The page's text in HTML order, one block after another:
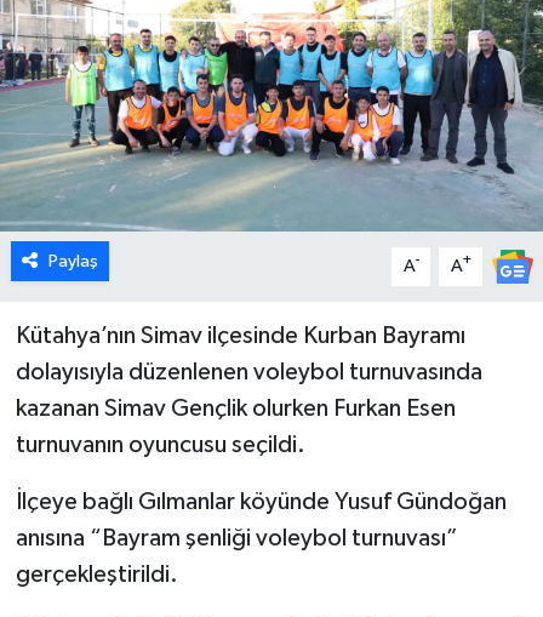
Paylaş A- A+
Kütahya’nın Simav ilçesinde Kurban Bayramı
dolayısıyla düzenlenen voleybol turnuvasında
kazanan Simav Gençlik olurken Furkan Esen
turnuvanın oyuncusu seçildi.
İlçeye bağlı Gılmanlar köyünde Yusuf Gündoğan
anısına “Bayram şenliği voleybol turnuvası”
gerçekleştirildi.
Emet
Foto Galeri
Gediz
Genel
Gündem
Hisarcık
İlçeler
Köşe Yazıları
Kültür Sanat
Kütahya